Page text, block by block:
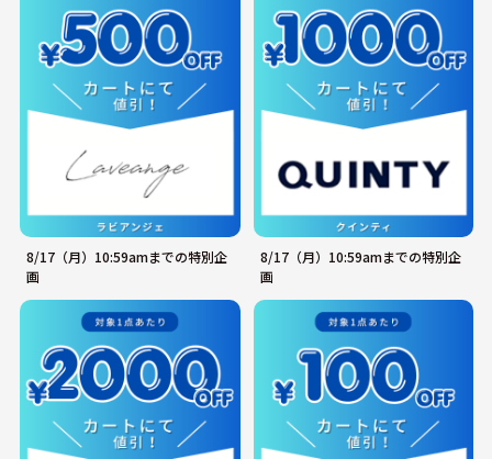
8/17（月）10:59amまでの特別企
画
8/17（月）10:59amまでの特別企
画